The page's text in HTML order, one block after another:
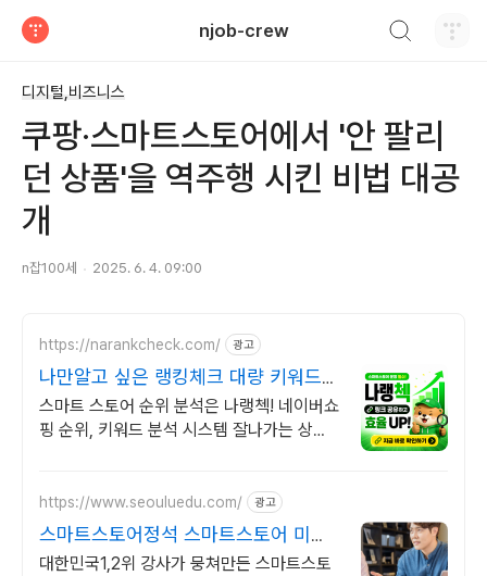
njob-crew
디지털,비즈니스
쿠팡·스마트스토어에서 '안 팔리
던 상품'을 역주행 시킨 비법 대공
개
n잡100세 2025. 6. 4. 09:00
https://narankcheck.com/ 광고
나만알고 싶은 랭킹체크 대량 키워드
분석
스마트 스토어 순위 분석은 나랭첵! 네이버쇼
핑 순위, 키워드 분석 시스템 잘나가는 상품
https://www.seouluedu.com/ 광고
스마트스토어정석 스마트스토어 미래
를 바꾸는 수업이 있다?
대한민국1,2위 강사가 뭉쳐만든 스마트스토